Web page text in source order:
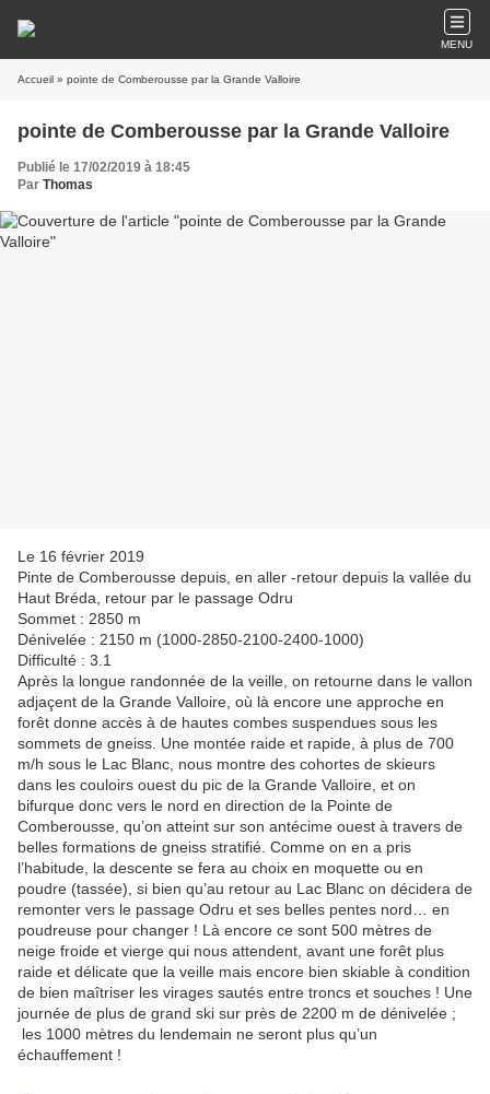
MENU
Accueil » pointe de Comberousse par la Grande Valloire
pointe de Comberousse par la Grande Valloire
Publié le 17/02/2019 à 18:45
Par Thomas
Le 16 février 2019
Pinte de Comberousse depuis, en aller -retour depuis la vallée du
Haut Bréda, retour par le passage Odru
Sommet : 2850 m
Dénivelée : 2150 m (1000-2850-2100-2400-1000)
Difficulté : 3.1
Après la longue randonnée de la veille, on retourne dans le vallon
adjaçent de la Grande Valloire, où là encore une approche en
forêt donne accès à de hautes combes suspendues sous les
sommets de gneiss. Une montée raide et rapide, à plus de 700
m/h sous le Lac Blanc, nous montre des cohortes de skieurs
dans les couloirs ouest du pic de la Grande Valloire, et on
bifurque donc vers le nord en direction de la Pointe de
Comberousse, qu’on atteint sur son antécime ouest à travers de
belles formations de gneiss stratifié. Comme on en a pris
l’habitude, la descente se fera au choix en moquette ou en
poudre (tassée), si bien qu’au retour au Lac Blanc on décidera de
remonter vers le passage Odru et ses belles pentes nord… en
poudreuse pour changer ! Là encore ce sont 500 mètres de
neige froide et vierge qui nous attendent, avant une forêt plus
raide et délicate que la veille mais encore bien skiable à condition
de bien maîtriser les virages sautés entre troncs et souches ! Une
journée de plus de grand ski sur près de 2200 m de dénivelée ;
les 1000 mètres du lendemain ne seront plus qu’un
échauffement !